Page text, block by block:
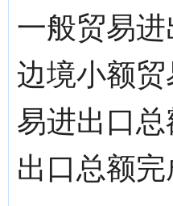
一般贸易
边境小额
易进出口
出口总额